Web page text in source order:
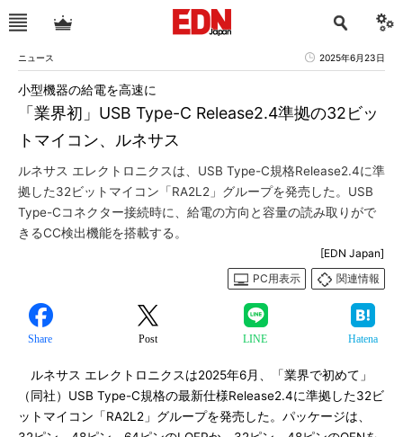
ニュース 2025年6月23日
「業界初」USB Type-C Release2.4準拠の32ビッ
トマイコン、ルネサス
小型機器の給電を高速に
ルネサス エレクトロニクスは、USB Type-C規格Release2.4に準
拠した32ビットマイコン「RA2L2」グループを発売した。USB
Type-Cコネクター接続時に、給電の方向と容量の読み取りがで
きるCC検出機能を搭載する。
[EDN Japan]
PC用表示
関連情報
Share Post LINE Hatena
ルネサス エレクトロニクスは2025年6月、「業界で初めて」
（同社）USB Type-C規格の最新仕様Release2.4に準拠した32ビ
ットマイコン「RA2L2」グループを発売した。パッケージは、